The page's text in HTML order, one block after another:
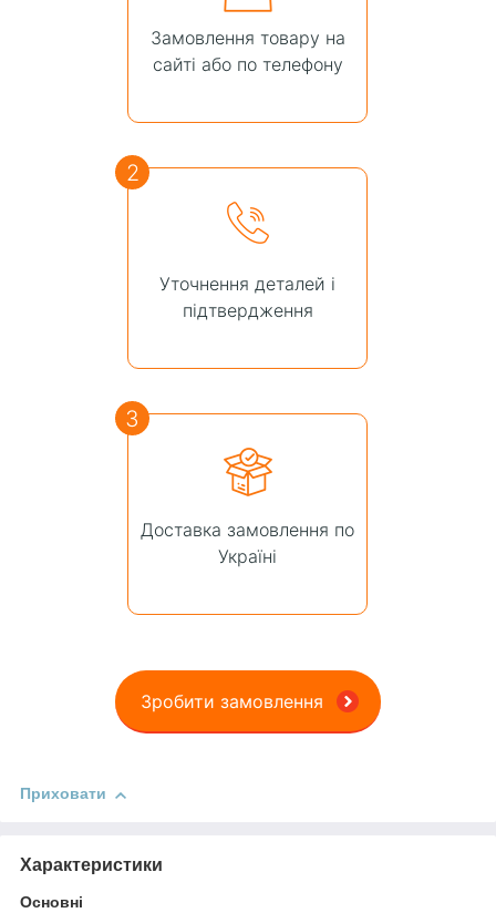
Замовлення товару на
сайті або по телефону
2
Уточнення деталей і
підтвердження
3
Доставка замовлення по
Україні
Зробити замовлення
Приховати
Характеристики
Основні